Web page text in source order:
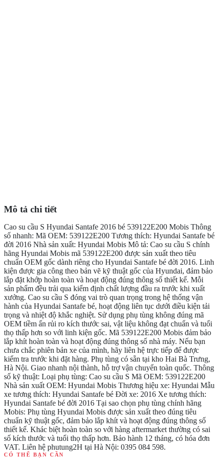
Mô tả chi tiết
Cao su cầu S Hyundai Santafe 2016 bé 539122E200 Mobis Thông
số nhanh: Mã OEM: 539122E200 Tương thích: Hyundai Santafe bé
đời 2016 Nhà sản xuất: Hyundai Mobis Mô tả: Cao su cầu S chính
hãng Hyundai Mobis mã 539122E200 được sản xuất theo tiêu
chuẩn OEM gốc dành riêng cho Hyundai Santafe bé đời 2016. Linh
kiện được gia công theo bản vẽ kỹ thuật gốc của Hyundai, đảm bảo
lắp đặt khớp hoàn toàn và hoạt động đúng thông số thiết kế. Mỗi
sản phẩm đều trải qua kiểm định chất lượng đầu ra trước khi xuất
xưởng. Cao su cầu S đóng vai trò quan trọng trong hệ thống vận
hành của Hyundai Santafe bé, hoạt động liên tục dưới điều kiện tải
trọng và nhiệt độ khắc nghiệt. Sử dụng phụ tùng không đúng mã
OEM tiềm ẩn rủi ro kích thước sai, vật liệu không đạt chuẩn và tuổi
thọ thấp hơn so với linh kiện gốc. Mã 539122E200 Mobis đảm bảo
lắp khít hoàn toàn và hoạt động đúng thông số nhà máy. Nếu bạn
chưa chắc phiên bản xe của mình, hãy liên hệ trực tiếp để được
kiểm tra trước khi đặt hàng. Phụ tùng có sẵn tại kho Hai Bà Trưng,
Hà Nội. Giao nhanh nội thành, hỗ trợ vận chuyển toàn quốc. Thông
số kỹ thuật: Loại phụ tùng: Cao su cầu S Mã OEM: 539122E200
Nhà sản xuất OEM: Hyundai Mobis Thương hiệu xe: Hyundai Mẫu
xe tương thích: Hyundai Santafe bé Đời xe: 2016 Xe tương thích:
Hyundai Santafe bé đời 2016 Tại sao chọn phụ tùng chính hãng
Mobis: Phụ tùng Hyundai Mobis được sản xuất theo đúng tiêu
chuẩn kỹ thuật gốc, đảm bảo lắp khít và hoạt động đúng thông số
thiết kế. Khác biệt hoàn toàn so với hàng aftermarket thường có sai
số kích thước và tuổi thọ thấp hơn. Bảo hành 12 tháng, có hóa đơn
VAT. Liên hệ phutung2H tại Hà Nội: 0395 084 598.
CÓ THỂ BẠN CẦN